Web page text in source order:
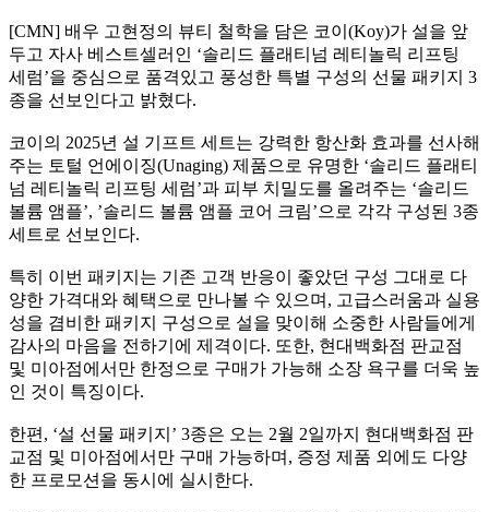
[CMN] 배우 고현정의 뷰티 철학을 담은 코이(Koy)가 설을 앞
두고 자사 베스트셀러인 ‘솔리드 플래티넘 레티놀릭 리프팅
세럼’을 중심으로 품격있고 풍성한 특별 구성의 선물 패키지 3
종을 선보인다고 밝혔다.
코이의 2025년 설 기프트 세트는 강력한 항산화 효과를 선사해
주는 토털 언에이징(Unaging) 제품으로 유명한 ‘솔리드 플래티
넘 레티놀릭 리프팅 세럼’과 피부 치밀도를 올려주는 ‘솔리드
볼륨 앰플’, ’솔리드 볼륨 앰플 코어 크림’으로 각각 구성된 3종
세트로 선보인다.
특히 이번 패키지는 기존 고객 반응이 좋았던 구성 그대로 다
양한 가격대와 혜택으로 만나볼 수 있으며, 고급스러움과 실용
성을 겸비한 패키지 구성으로 설을 맞이해 소중한 사람들에게
감사의 마음을 전하기에 제격이다. 또한, 현대백화점 판교점
및 미아점에서만 한정으로 구매가 가능해 소장 욕구를 더욱 높
인 것이 특징이다.
한편, ‘설 선물 패키지’ 3종은 오는 2월 2일까지 현대백화점 판
교점 및 미아점에서만 구매 가능하며, 증정 제품 외에도 다양
한 프로모션을 동시에 실시한다.